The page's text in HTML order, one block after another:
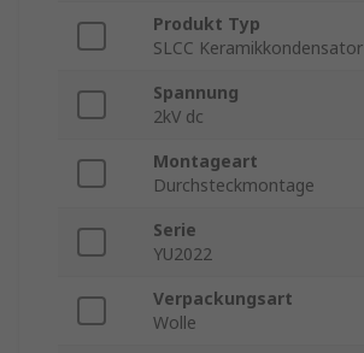
Produkt Typ
SLCC Keramikkondensator
Spannung
2kV dc
Montageart
Durchsteckmontage
Serie
YU2022
Verpackungsart
Wolle